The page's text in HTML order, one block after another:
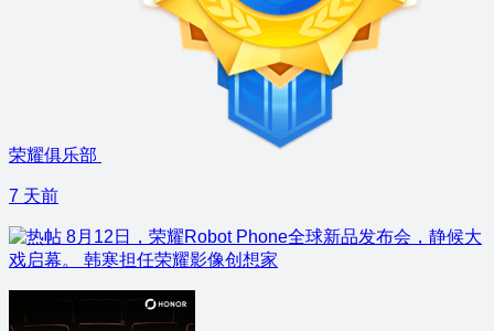
荣耀俱乐部
7 天前
8月12日，荣耀Robot Phone全球新品发布会，静候大
戏启幕。 韩寒担任荣耀影像创想家